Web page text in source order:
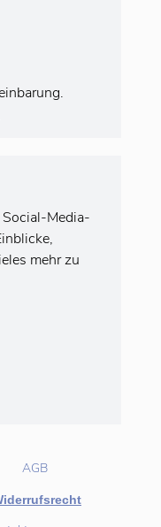
Media-
mehr zu
AGB